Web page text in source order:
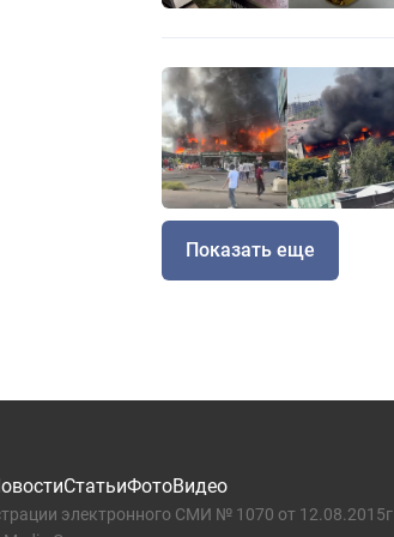
Показать еще
СтатьиФотоВидео
электронного СМИ № 1070 от 12.08.2015г.